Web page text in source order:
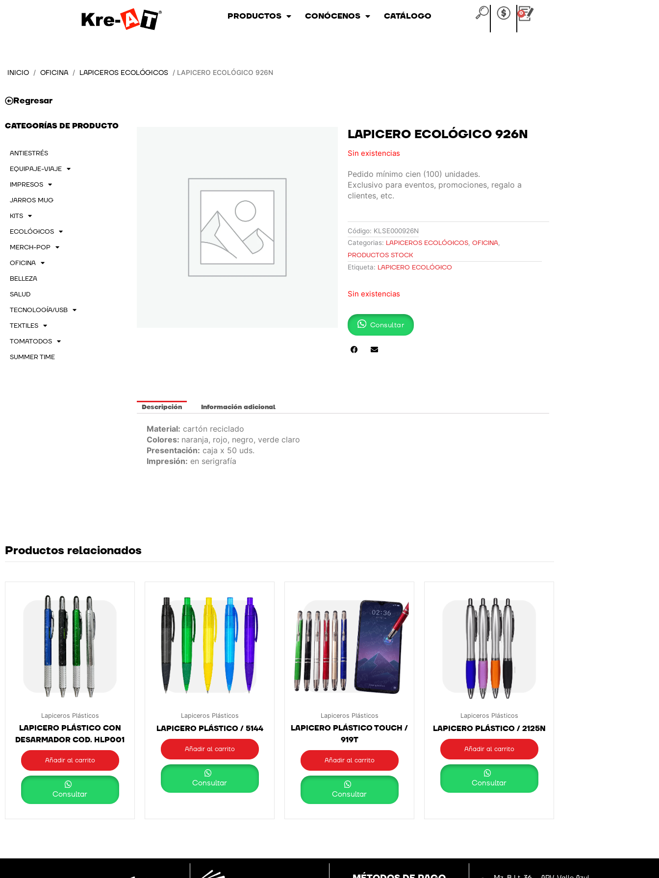
PRODUCTOS CONÓCENOS CATÁLOGO 0
Carrito
INICIO / OFICINA / LAPICEROS ECOLÓGICOS / LAPICERO ECOLÓGICO 926N
Regresar
CATEGORÍAS DE PRODUCTO
ANTIESTRÉS
EQUIPAJE-VIAJE
IMPRESOS
JARROS MUG
KITS
ECOLÓGICOS
MERCH-POP
OFICINA
BELLEZA
SALUD
TECNOLOGÍA/USB
TEXTILES
TOMATODOS
SUMMER TIME
LAPICERO ECOLÓGICO 926N
Sin existencias
Pedido mínimo cien (100) unidades.
Exclusivo para eventos, promociones, regalo a
clientes, etc.
Código: KLSE000926N
Categorias: LAPICEROS ECOLÓGICOS,OFICINA,
PRODUCTOS STOCK
Etiqueta: LAPICERO ECOLÓGICO
Sin existencias
Consultar
Descripción Información adicional
Material: cartón reciclado
Colores: naranja, rojo, negro, verde claro
Presentación: caja x 50 uds.
Impresión: en serigrafía
Productos relacionados
Lapiceros Plásticos
LAPICERO PLÁSTICO CON
DESARMADOR COD. HLP001
Añadir al carrito
Consultar
Lapiceros Plásticos
LAPICERO PLÁSTICO / 5144
Añadir al carrito
Consultar
Lapiceros Plásticos
LAPICERO PLÁSTICO TOUCH /
919T
Añadir al carrito
Consultar
Lapiceros Plásticos
LAPICERO PLÁSTICO / 2125N
Añadir al carrito
Consultar